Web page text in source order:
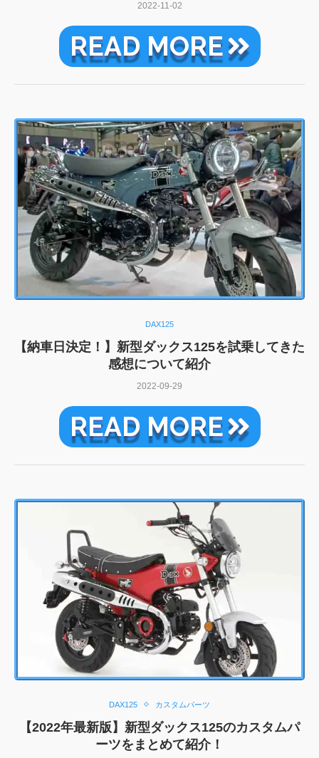
2022-11-02
READ MORE
DAX125
【納車日決定！】新型ダックス125を試乗してきた
感想について紹介
2022-09-29
READ MORE
DAX125 カスタムパーツ
【2022年最新版】新型ダックス125のカスタムパ
ーツをまとめて紹介！